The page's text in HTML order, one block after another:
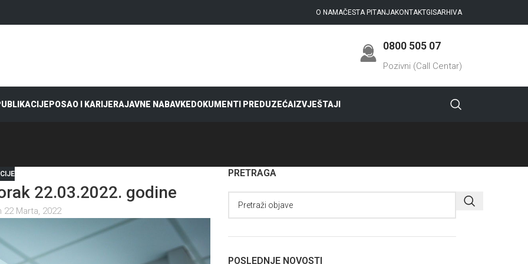
O NAMAČESTA PITANJAKONTAKTGISARHIVA
0800 505 07
Pozivni (Call Centar)
POSAO I KARIJERAJAVNE NABAVKEDOKUMENTI PREDUZEĆAIZVJEŠTAJI
22.03.2022. godine
22 Marta, 2022
PRETRAGA
POSLEDNJE NOVOSTI